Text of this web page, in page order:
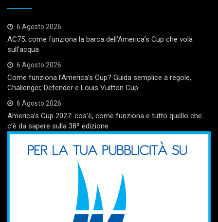
6 Agosto 2026
AC75: come funziona la barca dell’America’s Cup che vola
sull’acqua
6 Agosto 2026
Come funziona l’America’s Cup? Guida semplice a regole,
Challenger, Defender e Louis Vuitton Cup
6 Agosto 2026
America’s Cup 2027: cos’è, come funziona e tutto quello che
c’è da sapere sulla 38ª edizione